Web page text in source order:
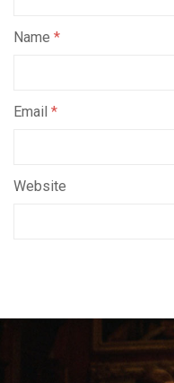
Name *
Email *
Website